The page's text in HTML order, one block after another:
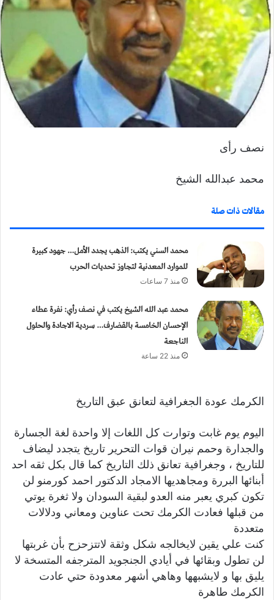
ت
ر
و
نصف رأى
محمد عبدالله الشيخ
مقالات ذات صلة
محمد السني يكتب: الذهب يجدد الأمل… جهود كبيرة
للموارد المعدنية لتجاوز تحديات الحرب
منذ 7 ساعات
محمد عبد الله الشيخ يكتب في نصف رأي: نفرة عطاء
الإحسان الخامسة بالقضارف… سردية الاجادة والحلول
الناجعة
منذ 22 ساعة
الكرمك عودة الجغرافية لتعانق عبق التاريخ
اليوم يوم غابت وتوارت كل اللغات إلا واحدة لغة الجسارة
والجدارة وحمم نيران قوات التحرير تاريخ يتجدد ليضاف
للتاريخ ، وجغرافية تعانق ذلك التاريخ كما قال بكل ثقه احد
أبنائها البررة ومجاهديها الامجاد الدكتور احمد كورمنو لن
تكون كبري يعبر منه العدو لبقية السودان ولا ثغرة يوتي
من قبلها فعادت الكرمك تحت عناوين ومعاني ودلالات
متعددة
كنت علي يقين لايخالجه شكل وثقة لاتتزحزح بأن غربتها
لن تطول وبقائها في أيادي الجنجويد المترجفه المتسخة لا
يليق بها و لايشبهها وهاهي أشهر معدودة حتي عادت
الكرمك طاهرة